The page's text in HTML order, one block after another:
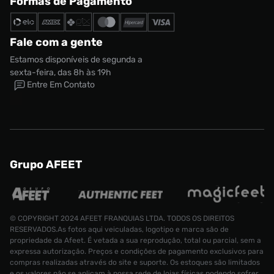
Fale com a gente
Estamos disponíveis de segunda a
sexta-feira, das 8h às 19h
Entre Em Contato
Grupo AFEET
© COPYRIGHT 2024 AFEET FRANQUIAS LTDA. TODOS OS DIREITOS
RESERVADOS.As fotos aqui veiculadas, logotipo e marca são de
propriedade da Afeet. É vetada a sua reprodução, total ou parcial, sem a
expressa autorização. Preços e condições de pagamento exclusivos para
compras realizadas através do site e suporte. Os estoques são limitados